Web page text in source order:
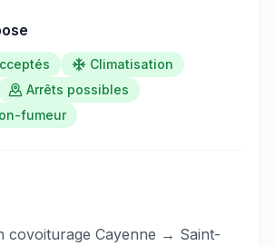
Climatisation
Arrêts possibles
fumeur
covoiturage Cayenne → Saint-